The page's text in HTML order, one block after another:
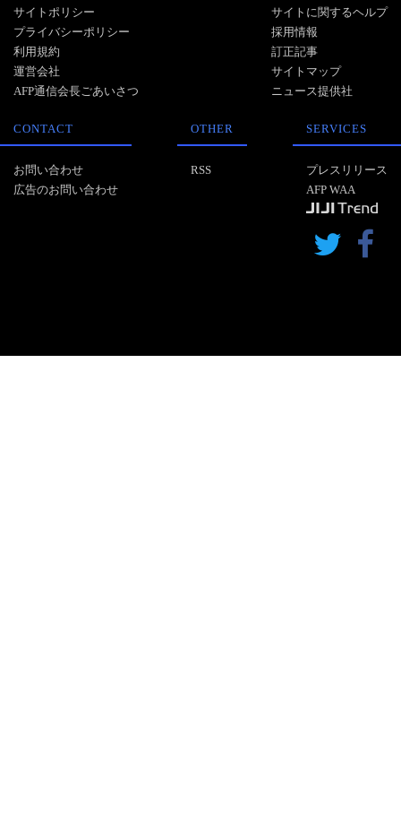
サイトポリシー
プライバシーポリシー
利用規約
運営会社
AFP通信会長ごあいさつ
サイトに関するヘルプ
採用情報
訂正記事
サイトマップ
ニュース提供社
CONTACT
お問い合わせ
広告のお問い合わせ
OTHER
RSS
SERVICES
プレスリリース
AFP WAA